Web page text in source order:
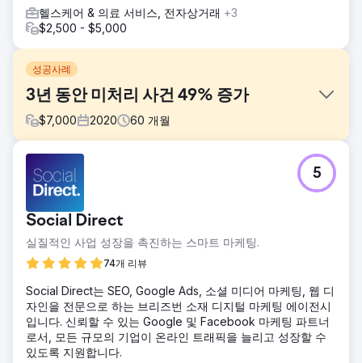
헬스케어 & 의료 서비스, 전자상거래 +3
$2,500 - $5,000
성공사례
3년 동안 미처리 사건 49% 증가
$7,000 2020 60 개월
저희 법률 고객은 EDGE와 협력하여 로펌의 핵심 업무 분야인
손해배상법 분야에서 온라인 가시성을 강화할 수 있는 방안을
모색했습니다. 저희 SEO 팀이 로펌의 유기적 노출을 심층 분
석한 결과, 여러 주제별 검색 키워드에서는 로펌이 가시적으로
노출되지만, 거래 의도가 높은 키워드에서는 그렇지 않다는 것
을 확인했습니다. EDGE가 장기적인 유기적 전략을 실행하기
위해서는 먼저 웹사이트의 기반을 다져야 했습니다.
솔루션
저희는 모든 업무 분야에 걸쳐 전국적인 성장을 지원하기 위해
강력한 SEO 기반을 바탕으로 변호사 고객 웹사이트를 재구축
하고 개편했습니다. 손해배상법 분야에서 초기 성공을 거둔
후, 9개 핵심 분야에 걸쳐 전국적인 SEO 캠페인을 시작했습니
Social Direct
실질적인 사업 성장을 촉진하는 스마트 마케팅.
74개 리뷰
5
Social Direct는 SEO, Google Ads, 소셜 미디어 마케팅, 웹 디
자인을 전문으로 하는 브리즈번 소재 디지털 마케팅 에이전시
입니다. 신뢰할 수 있는 Google 및 Facebook 마케팅 파트너
로서, 모든 규모의 기업이 온라인 트래픽을 늘리고 성장할 수
있도록 지원합니다.